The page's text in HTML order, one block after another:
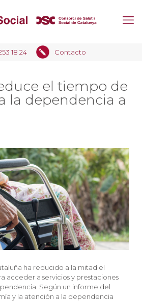
18 24 Contacto
el tiempo de
la dependencia a
ha reducido a la mitad el
acceder a servicios y prestaciones
Según un informe del
y la atención a la dependencia